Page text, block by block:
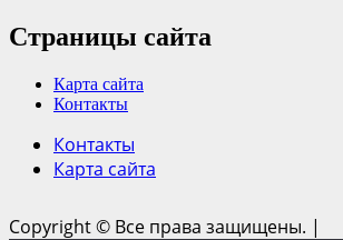
Страницы сайта
Карта сайта
Контакты
Контакты
Карта сайта
Copyright © Все права защищены. |